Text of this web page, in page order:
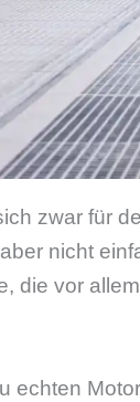
zwar für
nicht
die vor
echten